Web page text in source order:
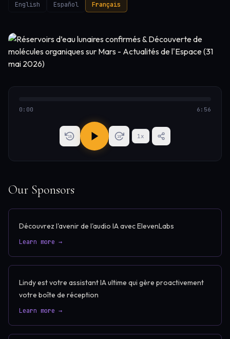
English Español Français
0:00 6:56
15 15 1x
Our Sponsors
Découvrez l'avenir de l'audio IA avec ElevenLabs
Learn more →
Lindy est votre assistant IA ultime qui gère proactivement
votre boîte de réception
Learn more →